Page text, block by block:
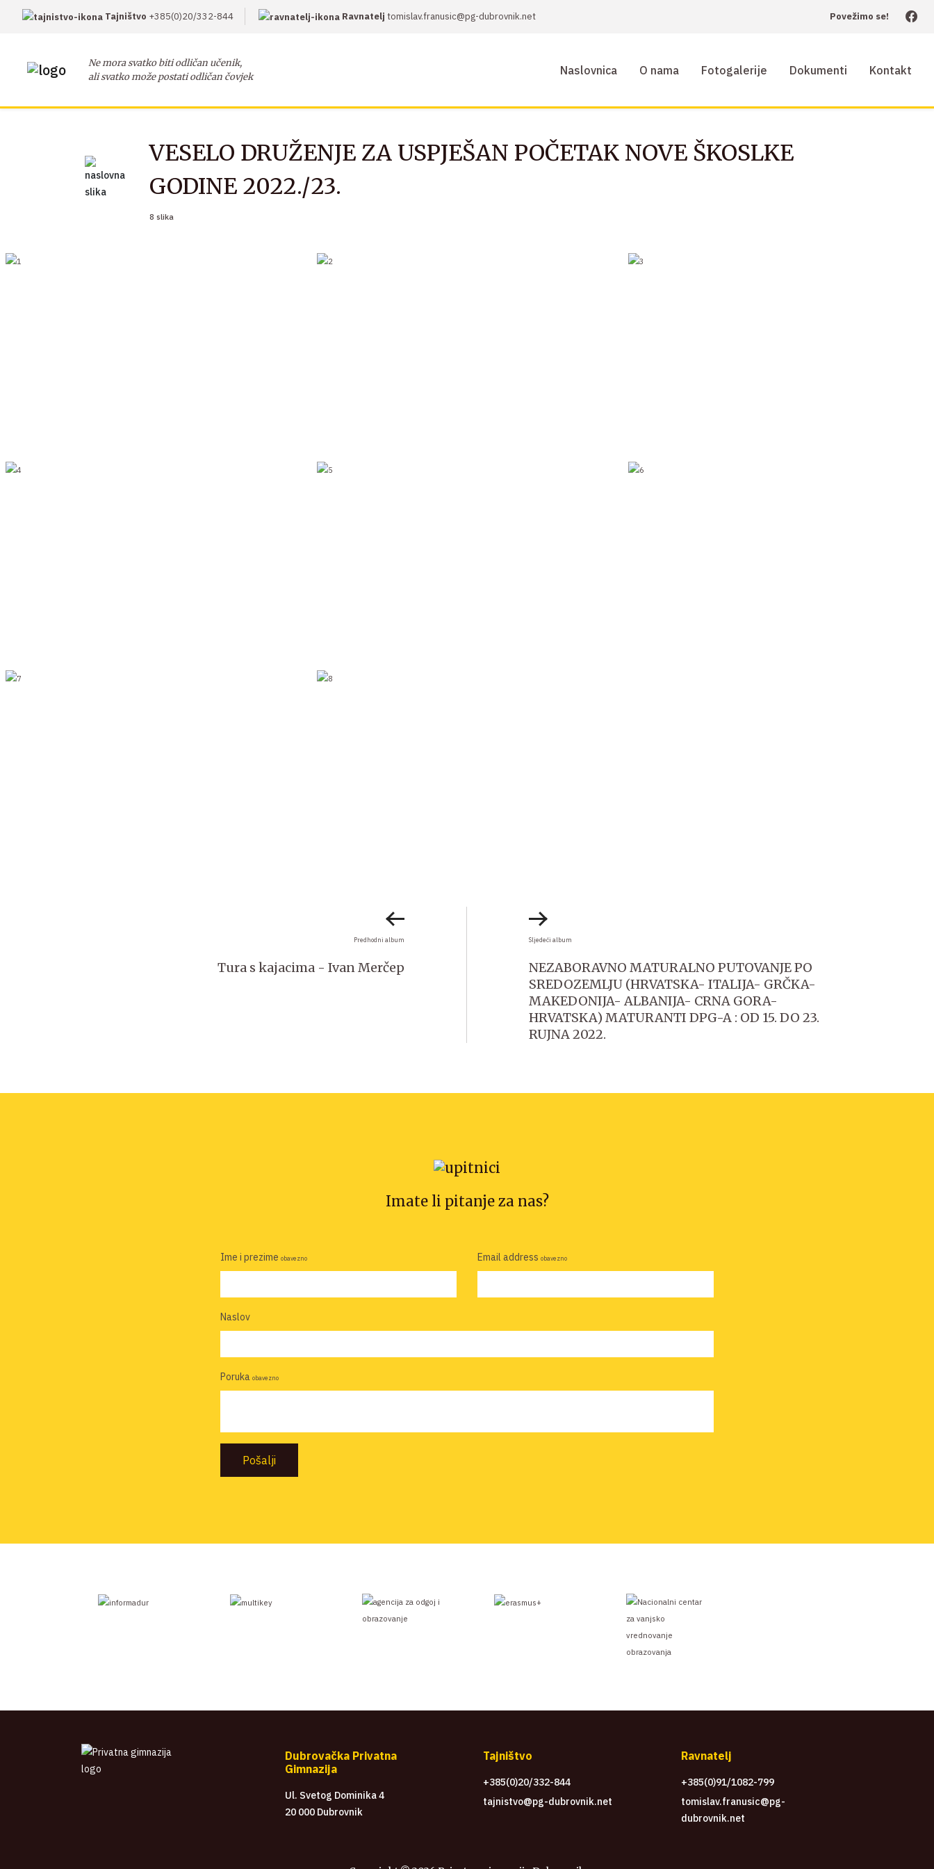
Tajništvo +385(0)20/332-844 Ravnatelj tomislav.franusic@pg-dubrovnik.net Povežimo se!
Ne mora svatko biti odličan učenik,
ali svatko može postati odličan čovjek
Naslovnica O nama Fotogalerije Dokumenti Kontakt
VESELO DRUŽENJE ZA USPJEŠAN POČETAK NOVE ŠKOSLKE
GODINE 2022./23.
8 slika
Predhodni album
Tura s kajacima - Ivan Merčep
Sljedeći album
NEZABORAVNO MATURALNO PUTOVANJE PO
SREDOZEMLJU (HRVATSKA- ITALIJA- GRČKA-
MAKEDONIJA- ALBANIJA- CRNA GORA-
HRVATSKA) MATURANTI DPG-A : OD 15. DO 23.
RUJNA 2022.
Imate li pitanje za nas?
Ime i prezime obavezno Email address obavezno
Naslov
Poruka obavezno
Pošalji
Dubrovačka Privatna
Gimnazija
Ul. Svetog Dominika 4
20 000 Dubrovnik
Tajništvo
+385(0)20/332-844
tajnistvo@pg-dubrovnik.net
Ravnatelj
+385(0)91/1082-799
tomislav.franusic@pg-
dubrovnik.net